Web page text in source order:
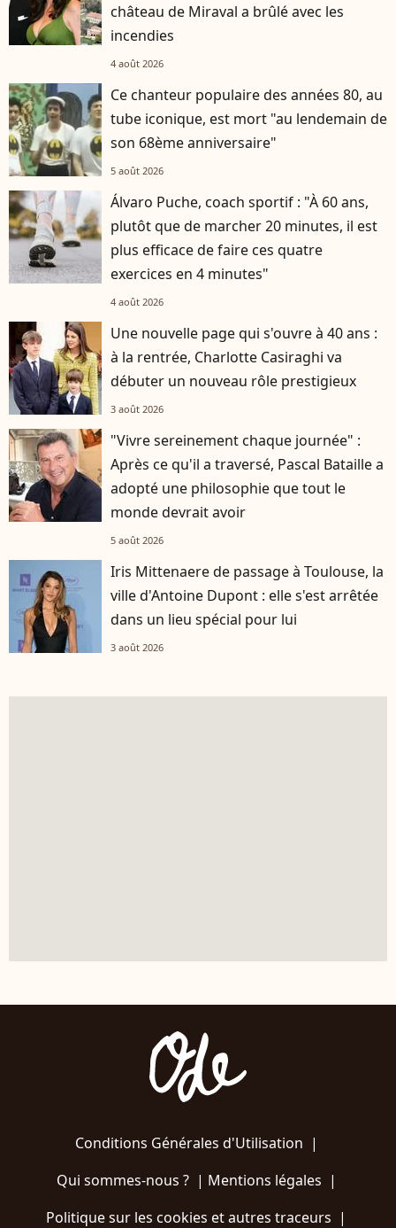
château de Miraval a brûlé avec les
incendies
4 août 2026
Ce chanteur populaire des années 80, au
tube iconique, est mort "au lendemain de
son 68ème anniversaire"
5 août 2026
Álvaro Puche, coach sportif : "À 60 ans,
plutôt que de marcher 20 minutes, il est
plus efficace de faire ces quatre
exercices en 4 minutes"
4 août 2026
Une nouvelle page qui s'ouvre à 40 ans :
à la rentrée, Charlotte Casiraghi va
débuter un nouveau rôle prestigieux
3 août 2026
"Vivre sereinement chaque journée" :
Après ce qu'il a traversé, Pascal Bataille a
adopté une philosophie que tout le
monde devrait avoir
5 août 2026
Iris Mittenaere de passage à Toulouse, la
ville d'Antoine Dupont : elle s'est arrêtée
dans un lieu spécial pour lui
3 août 2026
Conditions Générales d'Utilisation |
Qui sommes-nous ?| Mentions légales |
Politique sur les cookies et autres traceurs |